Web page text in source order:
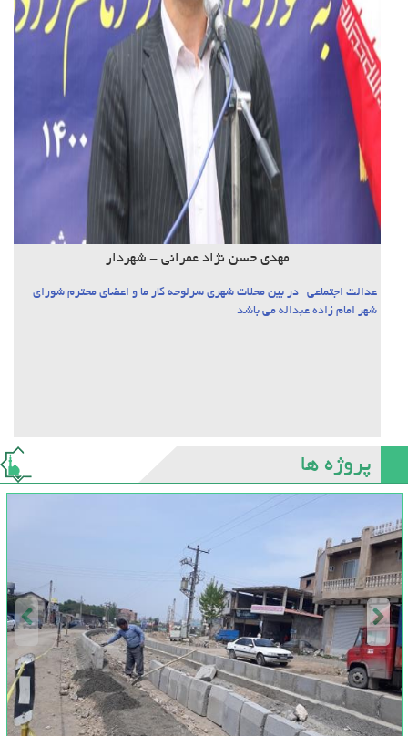
مهدی حسن نژاد عمرانی - شهردار
عدالت اجتماعی در بین محلات شهری سرلوحه کار ما و اعضای محترم شورای
شهر امام زاده عبداله می باشد
پروژه ها